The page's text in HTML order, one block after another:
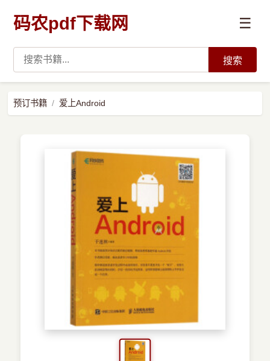
码农pdf下载网 ☰
预订书籍
搜索
预订书籍 爱上Android